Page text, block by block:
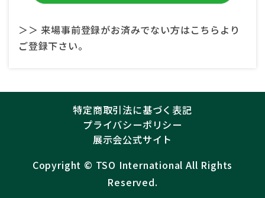
＞＞ 来場事前登録がお済みでない方はこちらより
ご登録下さい。
特定商取引法に基づく表記
プライバシーポリシー
展示会公式サイト
Copyright ©︎ TSO International All Rights
Reserved.